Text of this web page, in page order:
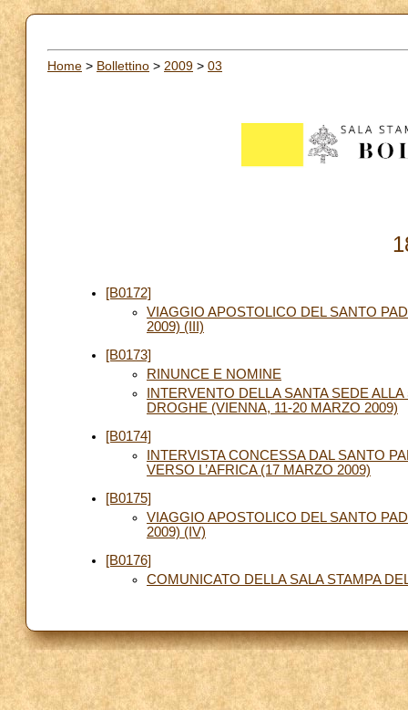
Home > Bollettino > 2009 > 03
[B0172]
VIAGGIO APOSTOLICO DEL SANTO
2009) (III)
[B0173]
RINUNCE E NOMINE
INTERVENTO DELLA SANTA SEDE
DROGHE (VIENNA, 11-20 MARZO 2009)
[B0174]
INTERVISTA CONCESSA DAL SANTO
VERSO L’AFRICA (17 MARZO 2009)
[B0175]
VIAGGIO APOSTOLICO DEL SANTO
2009) (IV)
[B0176]
COMUNICATO DELLA SALA STAMPA